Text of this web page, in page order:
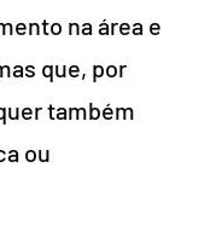
na área e
que, por
também
ou